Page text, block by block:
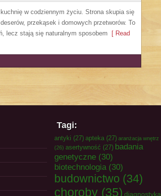
w codziennym życiu. Strona skupia się
przekąsek i domowych przetworów. To
lecz stają się naturalnym sposobem [ Read
Tagi:
antyki (27) apteka (27) aranżacja wnętrz
(26) asertywność (27) badania
genetyczne (30)
biotechnologia(30)
budownictwo (34)
choroby (35) diagnostyka